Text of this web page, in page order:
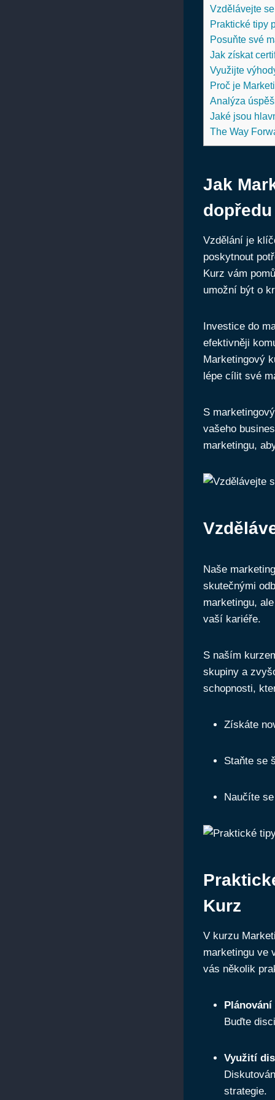
Vzdělávejte
Praktické⁤ tipy
Posuňte své
Jak získat
Využijte
Proč je
Analýza
Jaké jsou
The Way
Jak⁤
dopředu
Vzdělání je
poskytnout
Kurz vám
⁣umožní být o
Investice do
efektivněji
‍Marketingový
lépe cílit své
S
vašeho
marketingu,
Naše
skutečnými
marketingu,
vaší‌ kariéře.
S naším
skupiny a
schopnosti,⁣
Získáte
Staňte se
Naučíte
Kurz
V kurzu
marketingu ve
vás několik
Plánování
Buďte
Využití
strategie.